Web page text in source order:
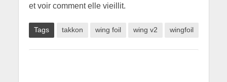
et voir comment elle vieillit.
Tags takkon wing foil wing v2 wingfoil